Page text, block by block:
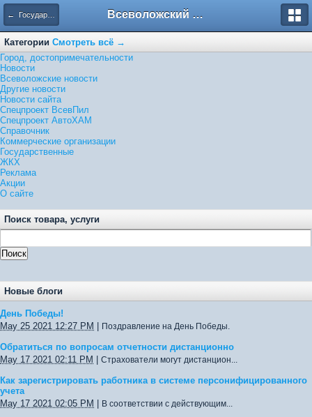
← Государственные Всеволожский форум
Категории Смотреть всё →
Город, достопримечательности
Новости
Всеволожские новости
Другие новости
Новости сайта
Спецпроект ВсевПил
Спецпроект АвтоХАМ
Справочник
Коммерческие организации
Государственные
ЖКХ
Реклама
Акции
О сайте
Поиск товара, услуги
Новые блоги
День Победы!
May 25 2021 12:27 PM
Поздравление на День Победы.
Обратиться по вопросам отчетности дистанционно
May 17 2021 02:11 PM
Страхователи могут дистанцион...
Как зарегистрировать работника в системе персонифицированного
учета
May 17 2021 02:05 PM
В соответствии с действующим...